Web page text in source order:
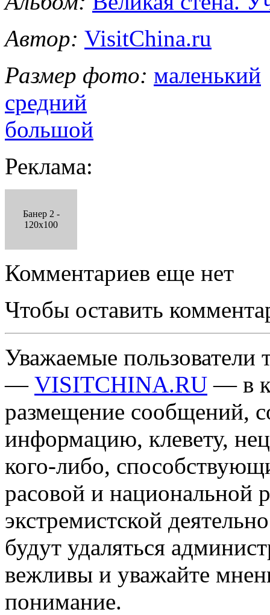
Автор: VisitChina.ru
Размер фото: маленький
средний
большой
Реклама:
Банер 2 -
120x100
Комментариев еще нет
Чтобы оставить
Уважаемые пользователи
— VISITCHINA.RU — в
размещение сообщений,
информацию, клевету,
кого-либо,
расовой и национальной
экстремистской
будут удаляться
вежливы и уважайте
понимание.